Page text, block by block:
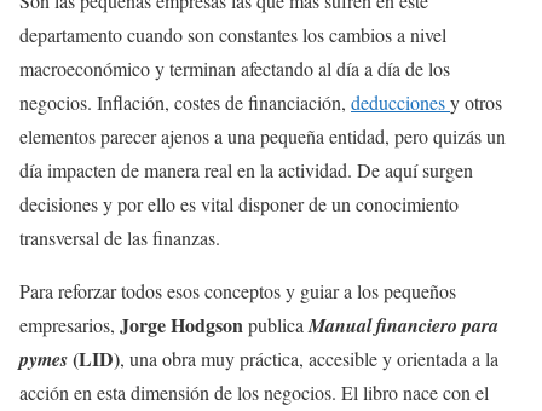
departamento cuando son constantes los cambios a nivel
macroeconómico y terminan afectando al día a día de los
negocios. Inflación, costes de financiación, deduccionesy otros
elementos parecer ajenos a una pequeña entidad, pero quizás un
día impacten de manera real en la actividad. De aquí surgen
decisiones y por ello es vital disponer de un conocimiento
transversal de las finanzas.
Para reforzar todos esos conceptos y guiar a los pequeños
empresarios, Jorge Hodgsonpublica Manual financiero para
pymes(LID), una obra muy práctica, accesible y orientada a la
acción en esta dimensión de los negocios. El libro nace con el